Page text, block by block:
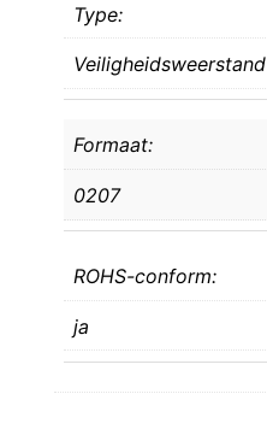
Type:
Veiligheidsweerstand
Formaat:
0207
ROHS-conform:
ja